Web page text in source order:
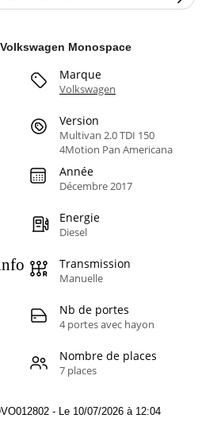
Monospace
Marque
Volkswagen
Version
Multivan 2.0 TDI 150
4Motion Pan Americana
Année
Décembre 2017
Energie
Diesel
Transmission
Manuelle
Nb de portes
4 portes avec hayon
Nombre de places
7 places
- Le 10/07/2026 à 12:04